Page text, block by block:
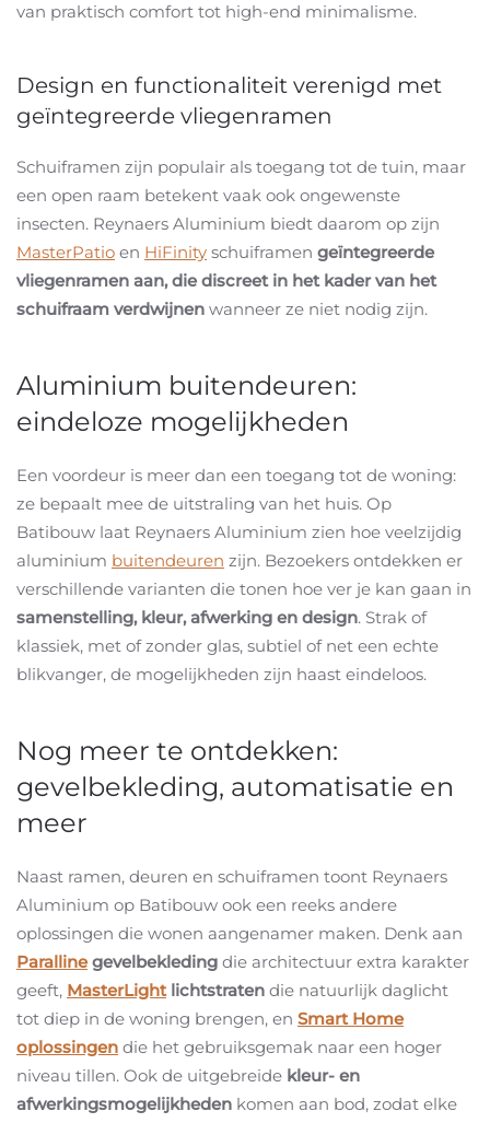
van praktisch comfort tot high-end minimalisme.
Design en functionaliteit verenigd met
geïntegreerde vliegenramen
Schuiframen zijn populair als toegang tot de tuin, maar
een open raam betekent vaak ook ongewenste
insecten. Reynaers Aluminium biedt daarom op zijn
MasterPatio en HiFinity schuiframen geïntegreerde
vliegenramen aan, die discreet in het kader van het
schuifraam verdwijnen wanneer ze niet nodig zijn.
Aluminium buitendeuren:
eindeloze mogelijkheden
Een voordeur is meer dan een toegang tot de woning:
ze bepaalt mee de uitstraling van het huis. Op
Batibouw laat Reynaers Aluminium zien hoe veelzijdig
aluminium buitendeuren zijn. Bezoekers ontdekken er
verschillende varianten die tonen hoe ver je kan gaan in
samenstelling, kleur, afwerking en design. Strak of
klassiek, met of zonder glas, subtiel of net een echte
blikvanger, de mogelijkheden zijn haast eindeloos.
Nog meer te ontdekken:
gevelbekleding, automatisatie en
meer
Naast ramen, deuren en schuiframen toont Reynaers
Aluminium op Batibouw ook een reeks andere
oplossingen die wonen aangenamer maken. Denk aan
Parallinegevelbekleding die architectuur extra karakter
geeft, MasterLight lichtstraten die natuurlijk daglicht
tot diep in de woning brengen, en Smart Home
oplossingen die het gebruiksgemak naar een hoger
niveau tillen. Ook de uitgebreide kleur- en
afwerkingsmogelijkheden komen aan bod, zodat elke